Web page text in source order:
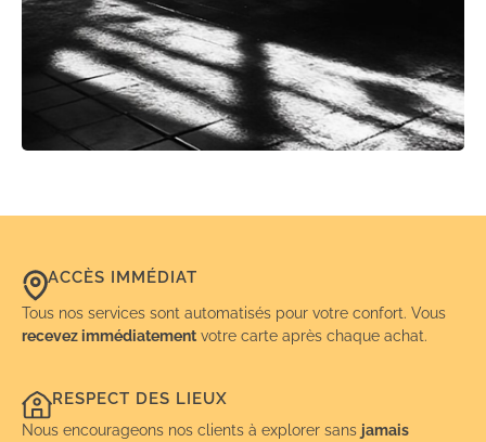
ACCÈS IMMÉDIAT
Tous nos services sont automatisés pour votre confort. Vous
recevez immédiatement votre carte après chaque achat.
RESPECT DES LIEUX
Nous encourageons nos clients à explorer sans jamais